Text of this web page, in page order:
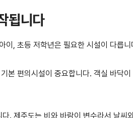
됩니다
이, 초등 저학년은 필요한 시설이 다릅니
본 편의시설이 중요합니다. 객실 바닥이
. 제주도는 비와 바람이 변수라서 날씨